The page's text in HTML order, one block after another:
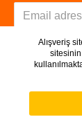
Alışveriş
sitesinin